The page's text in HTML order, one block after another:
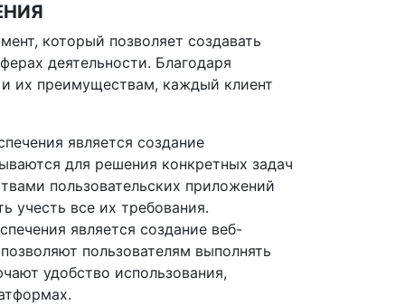
который позволяет создавать
деятельности. Благодаря
их преимуществам, каждый клиент
является создание
для решения конкретных задач
пользовательских приложений
учесть все их требования.
является создание веб-
пользователям выполнять
удобство использования,